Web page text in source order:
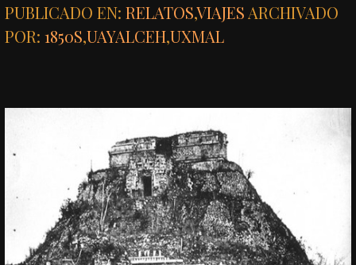
PUBLICADO EN:RELATOS,VIAJES ARCHIVADO
POR:1850S,UAYALCEH,UXMAL